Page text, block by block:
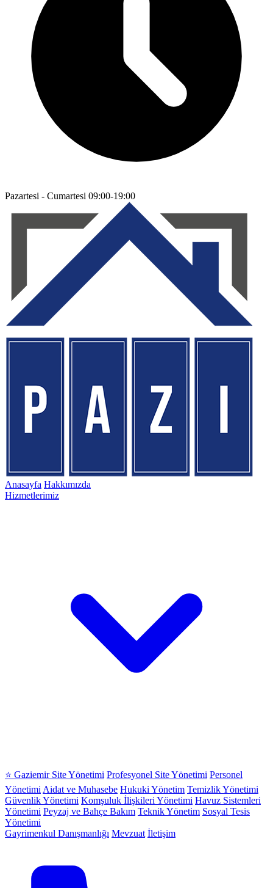
Pazartesi - Cumartesi 09:00-19:00
Anasayfa Hakkımızda
Hizmetlerimiz
⭐ Gaziemir Site Yönetimi Profesyonel Site Yönetimi Personel
Yönetimi Aidat ve Muhasebe Hukuki Yönetim Temizlik Yönetimi
Güvenlik Yönetimi Komşuluk İlişkileri Yönetimi Havuz Sistemleri
Yönetimi Peyzaj ve Bahçe Bakım Teknik Yönetim Sosyal Tesis
Yönetimi
Gayrimenkul Danışmanlığı Mevzuat İletişim